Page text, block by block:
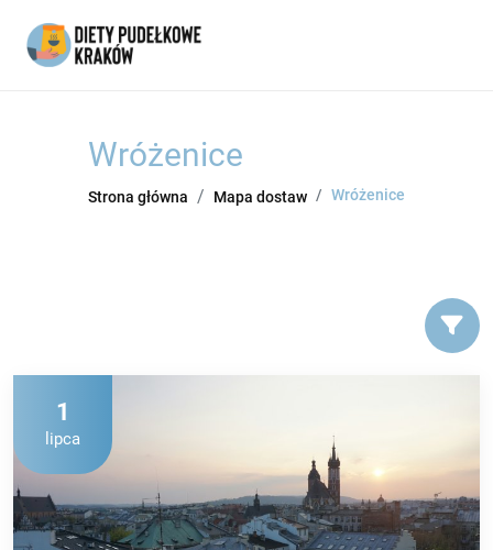
Wróżenice
Strona główna Mapa dostaw Wróżenice
1
lipca